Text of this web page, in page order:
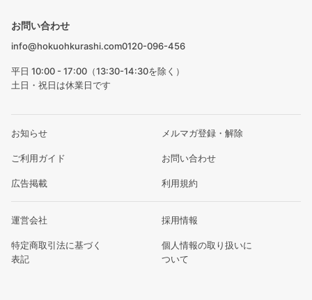
お問い合わせ
info@hokuohkurashi.com0120-096-456
平日 10:00 - 17:00（13:30-14:30を除く）
土日・祝日は休業日です
お知らせ メルマガ登録・解除
ご利用ガイド お問い合わせ
広告掲載 利用規約
運営会社 採用情報
特定商取引法に基づく
表記
個人情報の取り扱いに
ついて